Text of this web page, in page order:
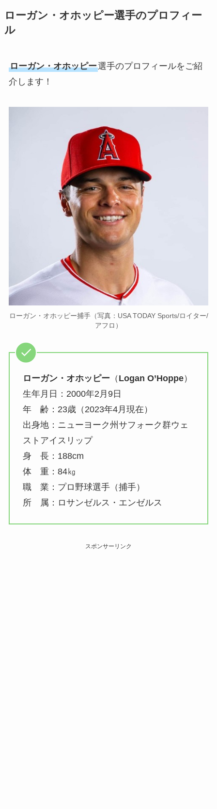
ローガン・オホッピー選手のプロフィー
ル
ローガン・オホッピー選手のプロフィールをご紹
介します！
ローガン・オホッピー捕手（写真：USA TODAY Sports/ロイター/
アフロ）
ローガン・オホッピー （ Logan O’Hoppe）
生年月日：2000年2月9日
年 齢：23歳（2023年4月現在）
出身地：ニューヨーク州サフォーク群ウェ
ストアイスリップ
身 長：188cm
体 重：84㎏
職 業：プロ野球選手（捕手）
所 属：ロサンゼルス・エンゼルス
スポンサーリンク